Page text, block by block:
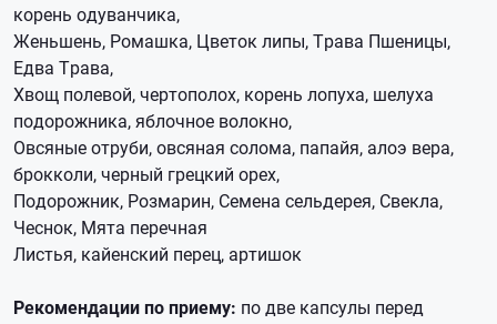
корень одуванчика,
Женьшень, Ромашка, Цветок липы, Трава Пшеницы,
Едва Трава,
Хвощ полевой, чертополох, корень лопуха, шелуха
подорожника, яблочное волокно,
Овсяные отруби, овсяная солома, папайя, алоэ вера,
брокколи, черный грецкий орех,
Подорожник, Розмарин, Семена сельдерея, Свекла,
Чеснок, Мята перечная
Листья, кайенский перец, артишок
Рекомендации по приему: по две капсулы перед